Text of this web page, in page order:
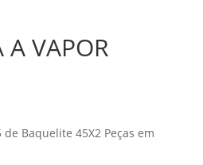
A VAPOR
de Baquelite 45X2 Peças em